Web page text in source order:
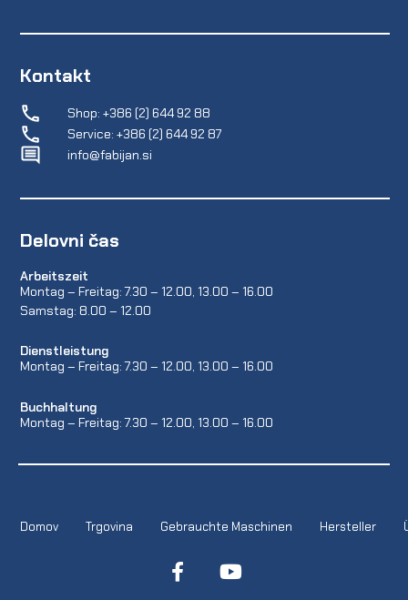
Kontakt
Shop: +386 (2) 644 92 88
Service: +386 (2) 644 92 87
info@fabijan.si
Delovni čas
Arbeitszeit
Montag – Freitag: 7.30 – 12.00, 13.00 – 16.00
Samstag: 8.00 – 12.00
Dienstleistung
Montag – Freitag: 7.30 – 12.00, 13.00 – 16.00
Buchhaltung
Montag – Freitag: 7.30 – 12.00, 13.00 – 16.00
Domov Trgovina Gebrauchte Maschinen Hersteller